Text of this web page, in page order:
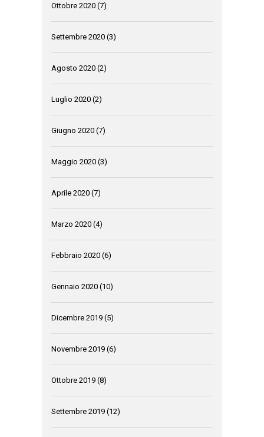
Ottobre 2020 (7)
Settembre 2020 (3)
Agosto 2020 (2)
Luglio 2020 (2)
Giugno 2020 (7)
Maggio 2020 (3)
Aprile 2020 (7)
Marzo 2020 (4)
Febbraio 2020 (6)
Gennaio 2020 (10)
Dicembre 2019 (5)
Novembre 2019 (6)
Ottobre 2019 (8)
Settembre 2019 (12)